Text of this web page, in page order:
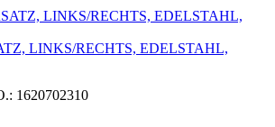
LINKS/RECHTS, EDELSTAHL,
1620702310